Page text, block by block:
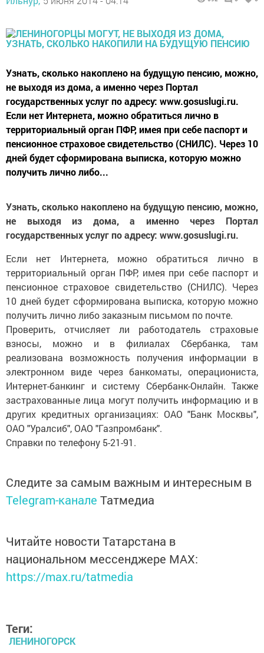
Узнать, сколько накоплено на будущую пенсию, можно,
не выходя из дома, а именно через Портал
государственных услуг по адресу: www.gosuslugi.ru.
Если нет Интернета, можно обратиться лично в
территориальный орган ПФР, имея при себе паспорт и
пенсионное страховое свидетельство (СНИЛС). Через 10
дней будет сформирована выписка, которую можно
получить лично либо...
Узнать, сколько накоплено на будущую пенсию, можно,
не выходя из дома, а именно через Портал
государственных услуг по адресу: www.gosuslugi.ru.
Если нет Интернета, можно обратиться лично в
территориальный орган ПФР, имея при себе паспорт и
пенсионное страховое свидетельство (СНИЛС). Через
10 дней будет сформирована выписка, которую можно
получить лично либо заказным письмом по почте.
Проверить, отчисляет ли работодатель страховые
взносы, можно и в филиалах Сбербанка, там
реализована возможность получения информации в
электронном виде через банкоматы, операциониста,
Интернет-банкинг и систему Сбербанк-Онлайн. Также
застрахованные лица могут получить информацию и в
других кредитных организациях: ОАО "Банк Москвы",
ОАО "Уралсиб", ОАО "Газпромбанк".
Справки по телефону 5-21-91.
Следите за самым важным и интересным в
Telegram-канале Татмедиа
Читайте новости Татарстана в
национальном мессенджере MАХ:
https://max.ru/tatmedia
Теги:
ЛЕНИНОГОРСК